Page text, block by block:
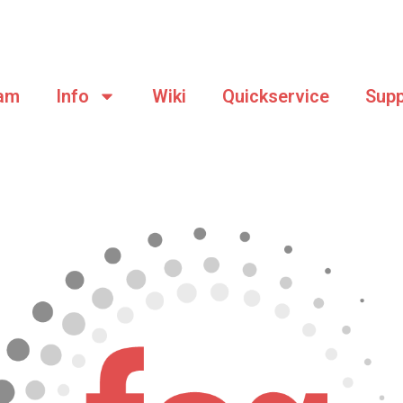
Info Wiki Quickservice